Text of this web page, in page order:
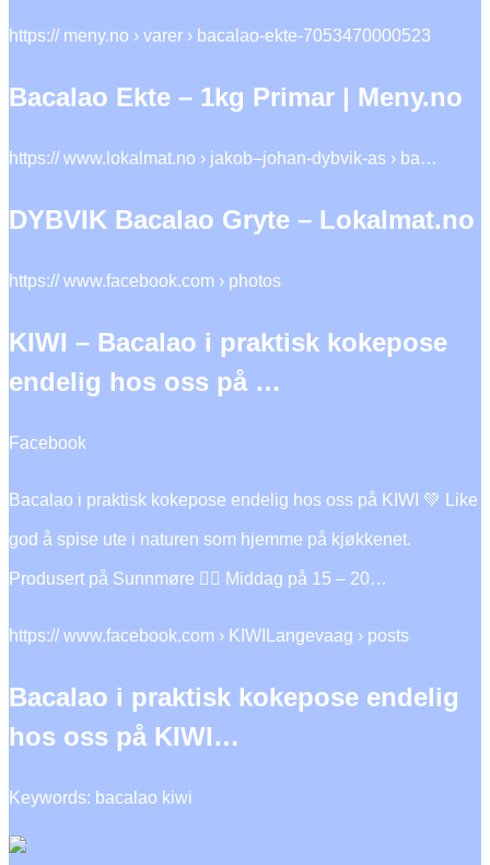
https:// meny.no › varer › bacalao-ekte-7053470000523
Bacalao Ekte – 1kg Primar | Meny.no
https:// www.lokalmat.no › jakob–johan-dybvik-as › ba…
DYBVIK Bacalao Gryte – Lokalmat.no
https:// www.facebook.com › photos
KIWI – Bacalao i praktisk kokepose
endelig hos oss på …
Facebook
Bacalao i praktisk kokepose endelig hos oss på KIWI 💚 Like
god å spise ute i naturen som hjemme på kjøkkenet.
Produsert på Sunnmøre 👍🏻 Middag på 15 – 20…
https:// www.facebook.com › KIWILangevaag › posts
Bacalao i praktisk kokepose endelig
hos oss på KIWI…
Keywords: bacalao kiwi